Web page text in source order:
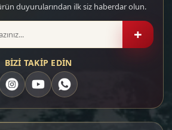
duyurularından ilk siz haberdar olun.
+
BİZİ TAKİP EDİN